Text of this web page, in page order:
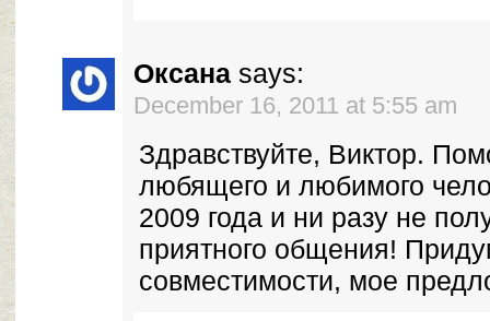
Оксана says:
December 16, 2011 at 5:55 am
Здравствуйте, Виктор.
любящего и любимого
2009 года и ни разу не
приятного общения!
совместимости, мое